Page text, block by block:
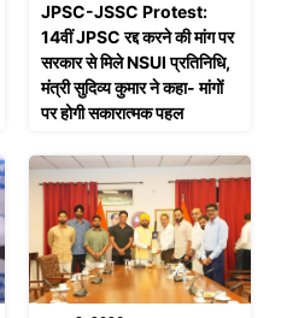
JPSC-JSSC Protest:
14वीं JPSC रद्द करने की मांग पर
सरकार से मिले NSUI प्रतिनिधि,
मंत्री सुदिव्य कुमार ने कहा- मांगों
पर होगी सकारात्मक पहल